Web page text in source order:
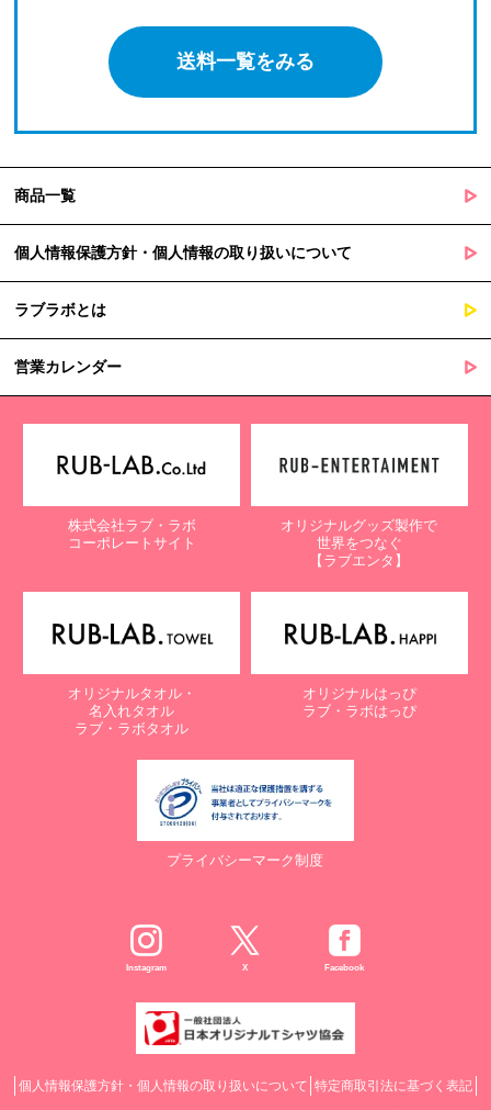
送料一覧をみる
商品一覧
個人情報保護方針・個人情報の取り扱いについて
ラブラボとは
営業カレンダー
株式会社ラブ・ラボ
コーポレートサイト
オリジナルグッズ製作で
世界をつなぐ
【ラブエンタ】
オリジナルタオル・
名入れタオル
ラブ・ラボタオル
オリジナルはっぴ
ラブ・ラボはっぴ
プライバシーマーク制度
Instagram X Facebook
個人情報保護方針・個人情報の取り扱いについて 特定商取引法に基づく表記